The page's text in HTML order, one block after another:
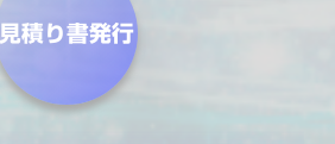
見積り書発行